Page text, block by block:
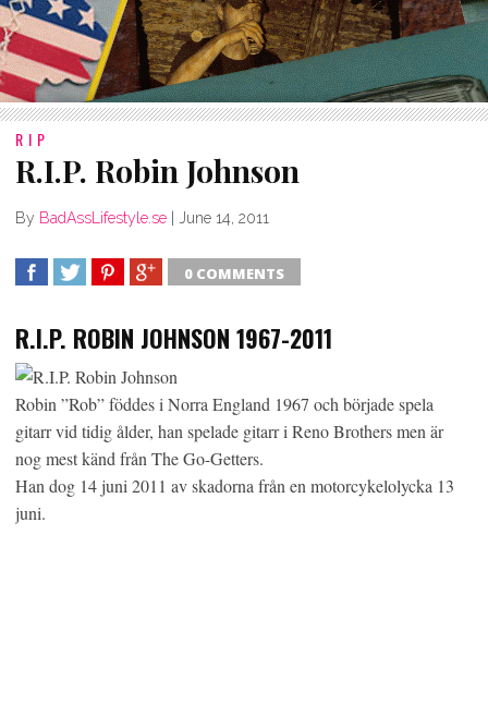
RIP
R.I.P. Robin Johnson
By BadAssLifestyle.se June 14, 2011
0 COMMENTS
R.I.P. ROBIN JOHNSON 1967-2011
Robin ”Rob” föddes i Norra England 1967 och började spela
gitarr vid tidig ålder, han spelade gitarr i Reno Brothers men är
nog mest känd från The Go-Getters.
Han dog 14 juni 2011 av skadorna från en motorcykelolycka 13
juni.